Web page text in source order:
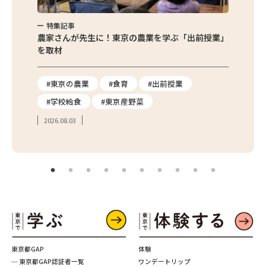
特集記事
農家さんが先生に！東京の農業を学ぶ「出前授業」
を取材
#東京の農業 #食育
#出前授業
#学校給食
#東京産野菜
2026.08.03
東京都GAP
─ 東京都GAP認証者一覧
体験
ワンデートリップ